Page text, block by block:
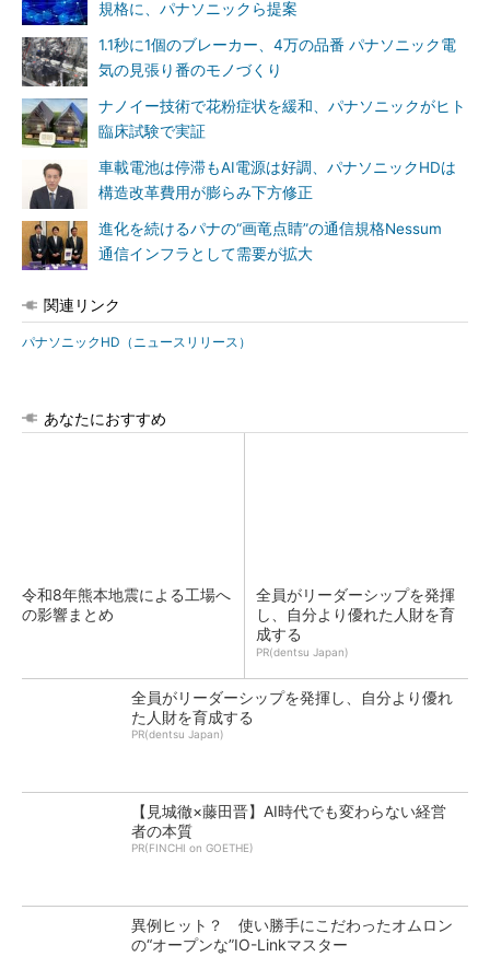
規格に、パナソニックら提案
1.1秒に1個のブレーカー、4万の品番 パナソニック電
気の見張り番のモノづくり
ナノイー技術で花粉症状を緩和、パナソニックがヒト
臨床試験で実証
車載電池は停滞もAI電源は好調、パナソニックHDは
構造改革費用が膨らみ下方修正
進化を続けるパナの“画竜点睛”の通信規格Nessum
通信インフラとして需要が拡大
関連リンク
パナソニックHD（ニュースリリース）
あなたにおすすめ
令和8年熊本地震による工場へ
の影響まとめ
全員がリーダーシップを発揮
し、自分より優れた人財を育
成する
PR(dentsu Japan)
全員がリーダーシップを発揮し、自分より優れ
た人財を育成する
PR(dentsu Japan)
【見城徹×藤田晋】AI時代でも変わらない経営
者の本質
PR(FINCHI on GOETHE)
異例ヒット？ 使い勝手にこだわったオムロン
の“オープンな”IO-Linkマスター